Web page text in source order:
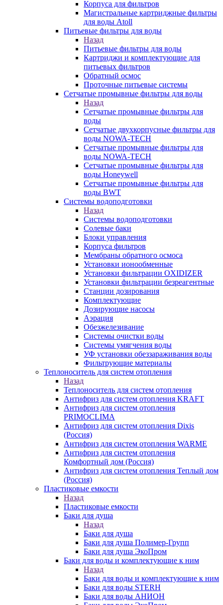
Корпуса для фильтров
Магистральные картриджные фильтры
для воды Atoll
Питьевые фильтры для воды
Назад
Питьевые фильтры для воды
Картриджи и комплектующие для
питьевых фильтров
Обратный осмос
Проточные питьевые системы
Сетчатые промывные фильтры для воды
Назад
Сетчатые промывные фильтры для
воды
Сетчатые двухкорпусные фильтры для
воды NOWA-TECH
Сетчатые промывные фильтры для
воды NOWA-TECH
Сетчатые промывные фильтры для
воды Honeywell
Сетчатые промывные фильтры для
воды BWT
Системы водоподготовки
Назад
Системы водоподготовки
Солевые баки
Блоки управления
Корпуса фильтров
Мембраны обратного осмоса
Установки ионообменные
Установки фильтрации OXIDIZER
Установки фильтрации безреагентные
Станции дозирования
Комплектующие
Дозирующие насосы
Аэрация
Обезжелезивание
Системы очистки воды
Системы умягчения воды
УФ установки обеззараживания воды
Фильтрующие материалы
Теплоноситель для систем отопления
Назад
Теплоноситель для систем отопления
Антифриз для систем отопления KRAFT
Антифриз для систем отопления
PRIMOCLIMA
Антифриз для систем отопления Dixis
(Россия)
Антифриз для систем отопления WARME
Антифриз для систем отопления
Комфортный дом (Россия)
Антифриз для систем отопления Теплый дом
(Россия)
Пластиковые емкости
Назад
Пластиковые емкости
Баки для душа
Назад
Баки для душа
Баки для душа Полимер-Групп
Баки для душа ЭкоПром
Баки для воды и комплектующие к ним
Назад
Баки для воды и комплектующие к ним
Баки для воды STERH
Баки для воды АНИОН